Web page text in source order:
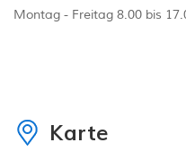
Montag - Freitag 8.00 bis
Karte